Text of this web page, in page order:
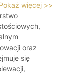
więcej >>
oraz
się